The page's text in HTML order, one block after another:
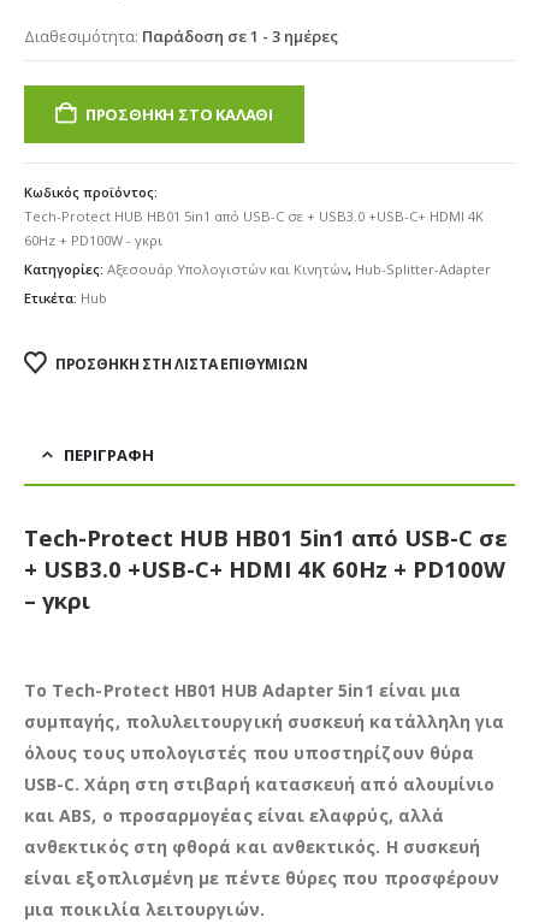
Διαθεσιμότητα: Παράδοση σε 1 - 3 ημέρες
ΠΡΟΣΘΉΚΗ ΣΤΟ ΚΑΛΆΘΙ
Κωδικός προϊόντος:
Tech-Protect HUB HB01 5in1 από USB-C σε + USB3.0 +USB-C+ HDMI 4K
60Hz + PD100W - γκρι
Κατηγορίες: Αξεσουάρ Υπολογιστών και Κινητών, Hub-Splitter-Adapter
Ετικέτα: Hub
ΠΡΟΣΘΉΚΗ ΣΤΗ ΛΊΣΤΑ ΕΠΙΘΥΜΙΏΝ
ΠΕΡΙΓΡΑΦΉ
Tech-Protect HUB HB01 5in1 από USB-C σε
+ USB3.0 +USB-C+ HDMI 4K 60Hz + PD100W
– γκρι
Το Tech-Protect HB01 HUB Adapter 5in1 είναι μια
συμπαγής, πολυλειτουργική συσκευή κατάλληλη για
όλους τους υπολογιστές που υποστηρίζουν θύρα
USB-C. Χάρη στη στιβαρή κατασκευή από αλουμίνιο
και ABS, ο προσαρμογέας είναι ελαφρύς, αλλά
ανθεκτικός στη φθορά και ανθεκτικός. Η συσκευή
είναι εξοπλισμένη με πέντε θύρες που προσφέρουν
μια ποικιλία λειτουργιών.